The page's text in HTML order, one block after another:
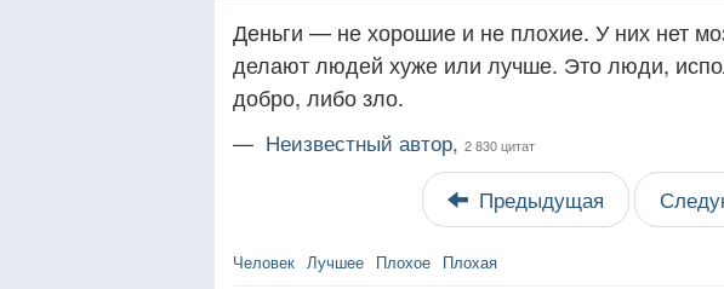
Деньги — не хорошие и не плохие. У них нет
делают людей хуже или лучше. Это люди,
добро, либо зло.
— Неизвестный автор, 2 830 цитат
Предыдущая
Человек Лучшее Плохое Плохая